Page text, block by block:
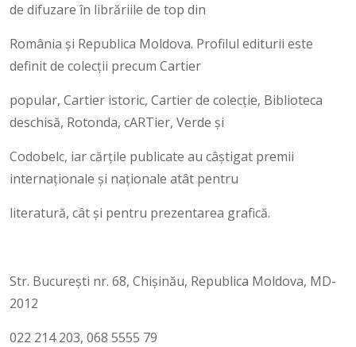
de difuzare în librăriile de top din
România și Republica Moldova. Profilul editurii este
definit de colecții precum Cartier
popular, Cartier istoric, Cartier de colecție, Biblioteca
deschisă, Rotonda, cARTier, Verde și
Codobelc, iar cărțile publicate au câștigat premii
internaționale și naționale atât pentru
literatură, cât și pentru prezentarea grafică.
Str. București nr. 68, Chișinău, Republica Moldova, MD-
2012
022 214 203, 068 5555 79